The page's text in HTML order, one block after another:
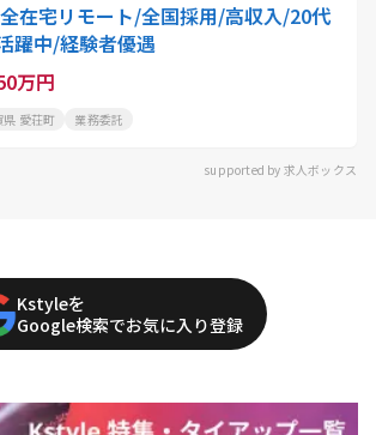
在宅リモート/全国採用/高収入/20代
躍中/経験者優遇
万円
県 愛荘町 業務委託
supported by 求人ボックス
Kstyleを
Google検索でお気に入り登録